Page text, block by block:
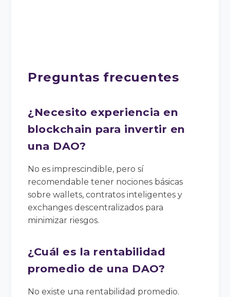
Preguntas frecuentes
¿Necesito experiencia en
blockchain para invertir en
una DAO?
No es imprescindible, pero sí
recomendable tener nociones básicas
sobre wallets, contratos inteligentes y
exchanges descentralizados para
minimizar riesgos.
¿Cuál es la rentabilidad
promedio de una DAO?
No existe una rentabilidad promedio.